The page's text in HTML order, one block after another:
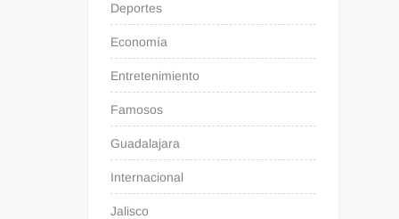
Deportes
Economía
Entretenimiento
Famosos
Guadalajara
Internacional
Jalisco